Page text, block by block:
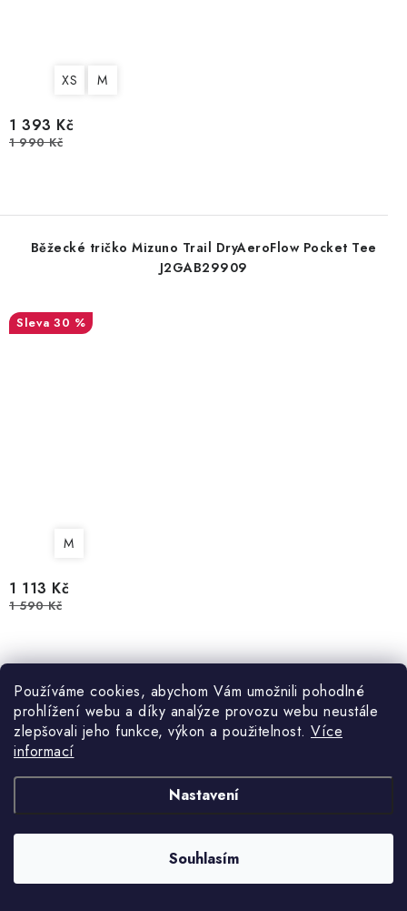
Používáme cookies, abychom Vám umožnili pohodlné
prohlížení webu a díky analýze provozu webu neustále
zlepšovali jeho funkce, výkon a použitelnost. Více
informací
Nastavení
Souhlasím
XS M
1 393 Kč
1 990 Kč
Běžecké tričko Mizuno Trail DryAeroFlow Pocket Tee
J2GAB29909
30 %
M
1 113 Kč
1 590 Kč
Běžecké tričko CRAFT ADV Wool Merino HZ - černé